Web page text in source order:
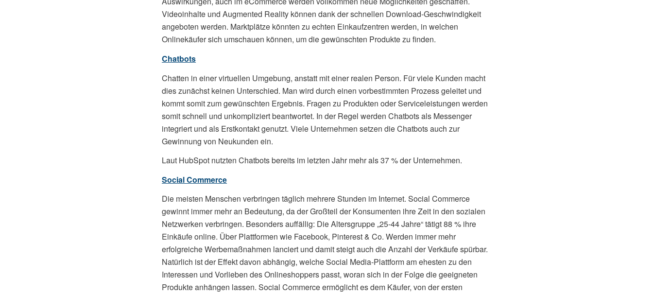
Videoinhalte und Augmented Reality können dank der schnellen Download-Geschwindigkeit
angeboten werden. Marktplätze könnten zu echten Einkaufzentren werden, in welchen
Onlinekäufer sich umschauen können, um die gewünschten Produkte zu finden.
Chatbots
Chatten in einer virtuellen Umgebung, anstatt mit einer realen Person. Für viele Kunden macht
dies zunächst keinen Unterschied. Man wird durch einen vorbestimmten Prozess geleitet und
kommt somit zum gewünschten Ergebnis. Fragen zu Produkten oder Serviceleistungen werden
somit schnell und unkompliziert beantwortet. In der Regel werden Chatbots als Messenger
integriert und als Erstkontakt genutzt. Viele Unternehmen setzen die Chatbots auch zur
Gewinnung von Neukunden ein.
Laut HubSpot nutzten Chatbots bereits im letzten Jahr mehr als 37 % der Unternehmen.
Social Commerce
Die meisten Menschen verbringen täglich mehrere Stunden im Internet. Social Commerce
gewinnt immer mehr an Bedeutung, da der Großteil der Konsumenten ihre Zeit in den sozialen
Netzwerken verbringen. Besonders auffällig: Die Altersgruppe „25-44 Jahre“ tätigt 88 % ihre
Einkäufe online. Über Plattformen wie Facebook, Pinterest & Co. Werden immer mehr
erfolgreiche Werbemaßnahmen lanciert und damit steigt auch die Anzahl der Verkäufe spürbar.
Natürlich ist der Effekt davon abhängig, welche Social Media-Plattform am ehesten zu den
Interessen und Vorlieben des Onlineshoppers passt, woran sich in der Folge die geeigneten
Produkte anhängen lassen. Social Commerce ermöglicht es dem Käufer, von der ersten